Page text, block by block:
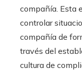
compañía. Esta
controlar
compañía de
través del
cultura de